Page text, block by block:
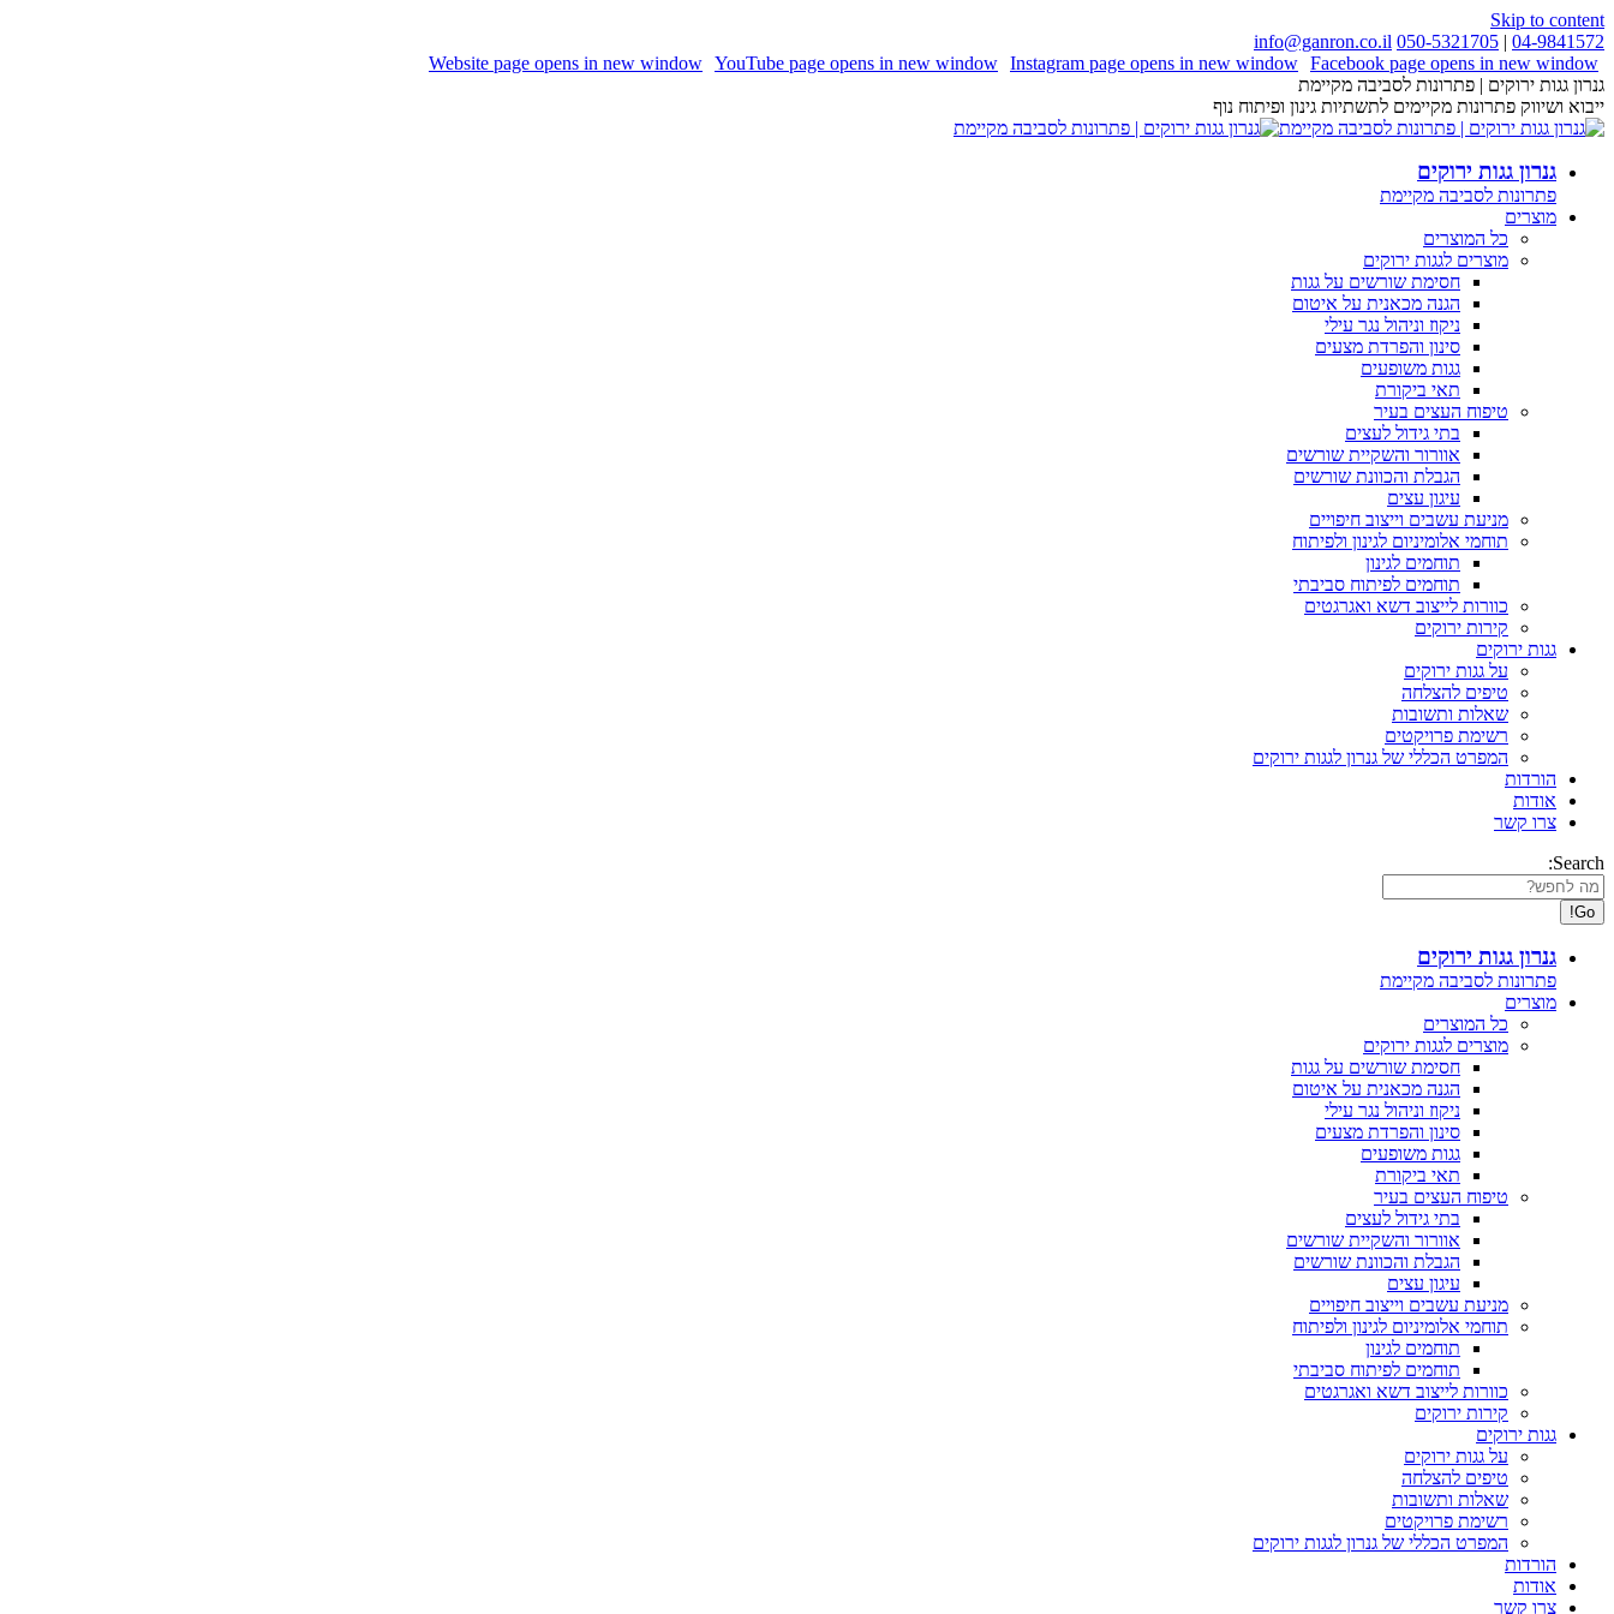
Skip to content
04-9841572
|
050-5321705
info@ganron.co.il
Website page opens in new window YouTube page opens in new window Instagram page opens in new window Facebook page opens in new window
גנרון גגות ירוקים | פתרונות לסביבה מקיימת
ייבוא ושיווק פתרונות מקיימים לתשתיות גינון ופיתוח נוף
גנרון גגות ירוקים
פתרונות לסביבה מקיימת
מוצרים
כל המוצרים
מוצרים לגגות ירוקים
חסימת שורשים על גגות
הגנה מכאנית על איטום
ניקוז וניהול נגר עילי
סינון והפרדת מצעים
גגות משופעים
תאי ביקורת
טיפוח העצים בעיר
בתי גידול לעצים
אוורור והשקיית שורשים
הגבלת והכוונת שורשים
עיגון עצים
מניעת עשבים וייצוב חיפויים
תוחמי אלומיניום לגינון ולפיתוח
תוחמים לגינון
תוחמים לפיתוח סביבתי
כוורות לייצוב דשא ואגרגטים
קירות ירוקים
גגות ירוקים
על גגות ירוקים
טיפים להצלחה
שאלות ותשובות
רשימת פרויקטים
המפרט הכללי של גנרון לגגות ירוקים
הורדות
אודות
צרו קשר
Search:
גנרון גגות ירוקים
פתרונות לסביבה מקיימת
מוצרים
כל המוצרים
מוצרים לגגות ירוקים
חסימת שורשים על גגות
הגנה מכאנית על איטום
ניקוז וניהול נגר עילי
סינון והפרדת מצעים
גגות משופעים
תאי ביקורת
טיפוח העצים בעיר
בתי גידול לעצים
אוורור והשקיית שורשים
הגבלת והכוונת שורשים
עיגון עצים
מניעת עשבים וייצוב חיפויים
תוחמי אלומיניום לגינון ולפיתוח
תוחמים לגינון
תוחמים לפיתוח סביבתי
כוורות לייצוב דשא ואגרגטים
קירות ירוקים
גגות ירוקים
על גגות ירוקים
טיפים להצלחה
שאלות ותשובות
רשימת פרויקטים
המפרט הכללי של גנרון לגגות ירוקים
הורדות
אודות
צרו קשר